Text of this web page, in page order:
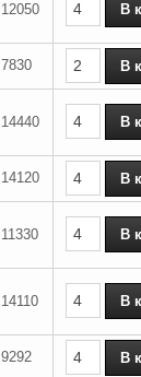
12050
7830
14440
14120
11330
14110
9292